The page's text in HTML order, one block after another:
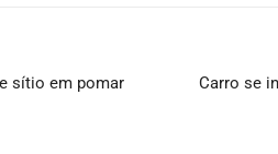
sítio em pomar
Carro se